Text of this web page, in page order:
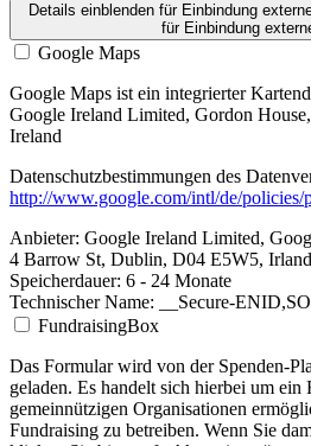
Details einblendenfür Einbindung
für Einbindung
Google Maps
Google Maps ist ein integrierter
Google Ireland Limited, Gordon
Ireland
Datenschutzbestimmungen des
http://www.google.com/intl/de/policies/
Anbieter: Google Ireland Limited,
4 Barrow St, Dublin, D04 E5W5, Irland
Speicherdauer: 6 - 24 Monate
Technischer Name: __Secure-
FundraisingBox
Das Formular wird von der Spenden-
geladen. Es handelt sich hierbei um ein
gemeinnützigen Organisationen
Fundraising zu betreiben. Wenn Sie